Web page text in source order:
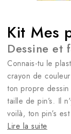
Kit Mes
Dessine et
Connais-tu le
crayon de
ton propre
taille de pin’s. Il
voilà, ton pin’s
Lire la suite